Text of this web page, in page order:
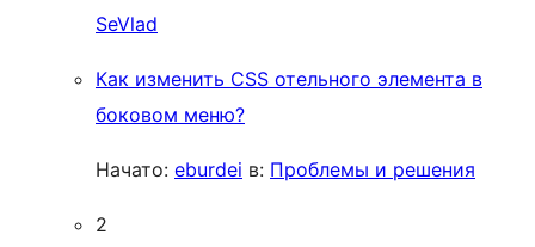
SeVlad
Как изменить CSS отельного элемента в
боковом меню?
Начато: eburdei в: Проблемы и решения
2